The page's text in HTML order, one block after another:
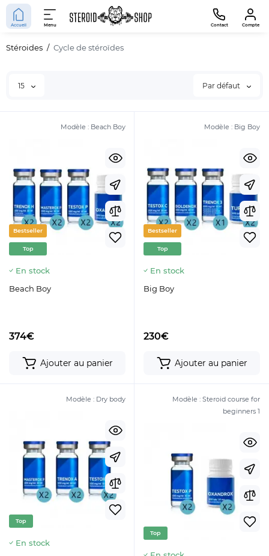
Accueil Menu Contact Compte
Stéroides Cycle de stéroïdes
15 Par défaut
Modèle : Beach Boy
Bestseller
Top
En stock
Beach Boy
374€
Ajouter au panier
Modèle : Big Boy
Bestseller
Top
En stock
Big Boy
230€
Ajouter au panier
Modèle : Dry body
Top
En stock
Modèle : Steroid course for
beginners 1
Top